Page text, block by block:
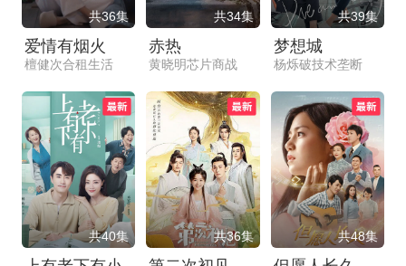
共36集
爱情有烟火
檀健次合租生活
共34集
赤热
黄晓明芯片商战
共39集
梦想城
杨烁破技术垄断
共40集 共36集 共48集